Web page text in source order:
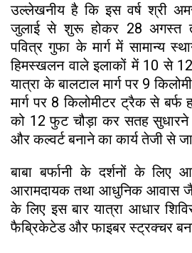
उल्लेखनीय है कि इस वर्ष श्री
जुलाई से शुरू होकर 28 अगस्त
पवित्र गुफा के मार्ग में सामान्य
हिमस्खलन वाले इलाकों में 10 से
यात्रा के बालटाल मार्ग पर 9
मार्ग पर 8 किलोमीटर ट्रैक से
को 12 फुट चौड़ा कर सतह सुधारने
और कल्वर्ट बनाने का कार्य तेजी से
बाबा बर्फानी के दर्शनों के लिए
आरामदायक तथा आधुनिक आवास
के लिए इस बार यात्रा आधार
फैब्रिकेटेड और फाइबर स्ट्रक्चर